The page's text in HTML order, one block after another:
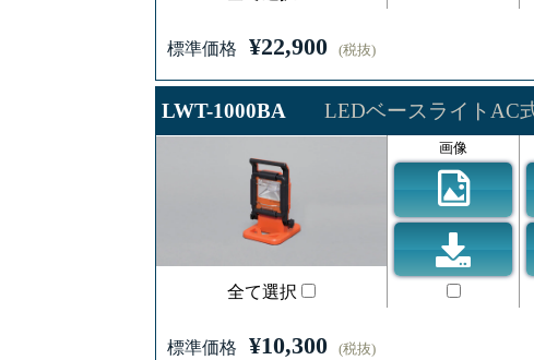
標準価格 ¥22,900 (税抜)
LWT-1000BA LEDベースライトAC
全て選択
画像
標準価格 ¥10,300 (税抜)